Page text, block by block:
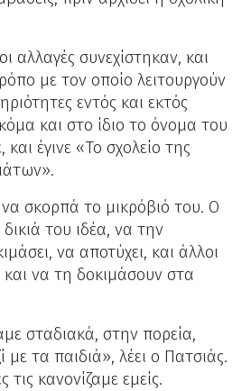
αλλαγές συνεχίστηκαν, και
με τον οποίο λειτουργούν
εντός και εκτός
και στο ίδιο το όνομα του
έγινε «Το σχολείο της
να σκορπά το μικρόβιό του. Ο
του ιδέα, να την
να αποτύχει, και άλλοι
να τη δοκιμάσουν στα
σταδιακά, στην πορεία,
τα παιδιά», λέει ο Πατσιάς.
τις κανονίζαμε εμείς.